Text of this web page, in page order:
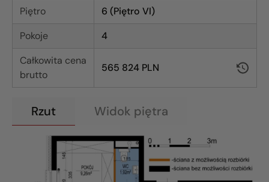
Piętro
6 (Piętro VI)
Pokoje
4
Całkowita cena
brutto
565 824 PLN
Rzut Widok piętra